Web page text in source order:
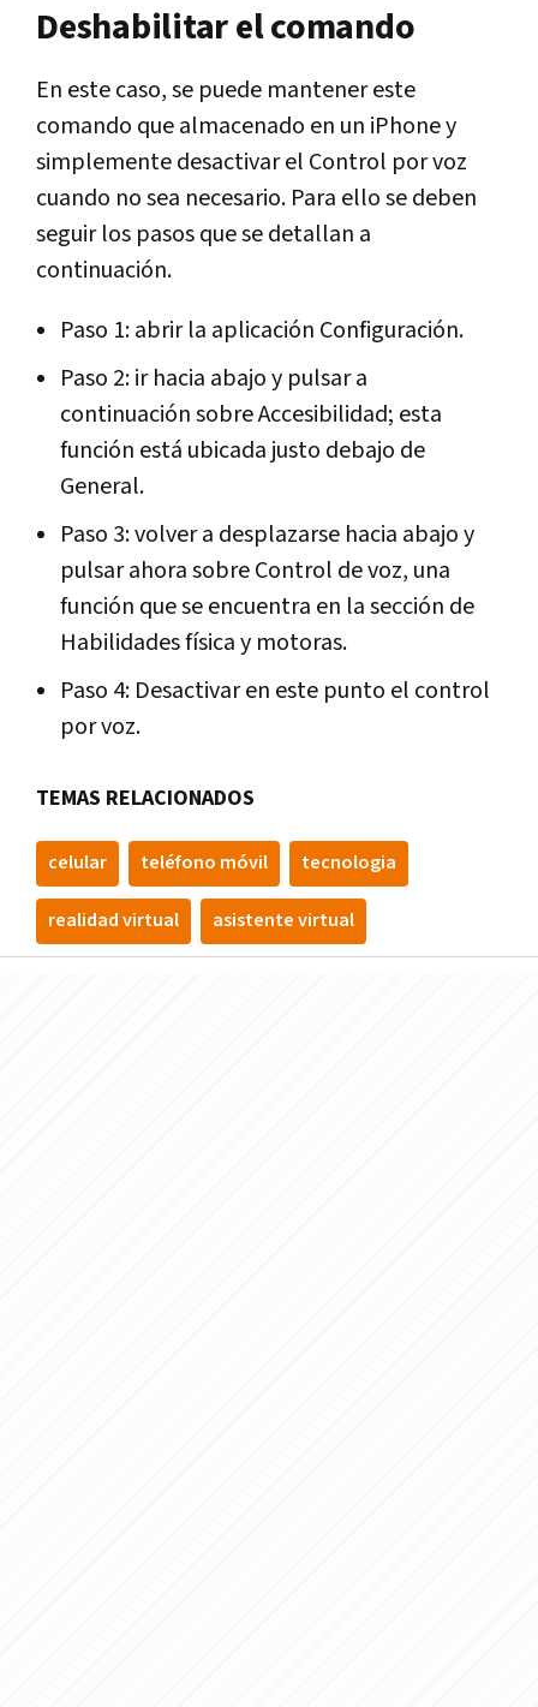
Deshabilitar el comando
En este caso, se puede mantener este
comando que almacenado en un iPhone y
simplemente desactivar el Control por voz
cuando no sea necesario. Para ello se deben
seguir los pasos que se detallan a
continuación.
Paso 1: abrir la aplicación Configuración.
Paso 2: ir hacia abajo y pulsar a
continuación sobre Accesibilidad; esta
función está ubicada justo debajo de
General.
Paso 3: volver a desplazarse hacia abajo y
pulsar ahora sobre Control de voz, una
función que se encuentra en la sección de
Habilidades física y motoras.
Paso 4: Desactivar en este punto el control
por voz.
TEMAS RELACIONADOS
celular teléfono móvil tecnologia
realidad virtual asistente virtual